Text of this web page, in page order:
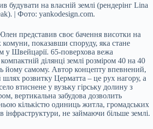
будувати на власній землі (рендерінг Lina
| Фото: yankodesign.com.
представив своє бачення висотки на
комуни, показавши споруду, яка стане
Швейцарії. 65-поверхова вежа
ділянці землі розміром 40 на 40
йому самому. Автор концепту впевнений,
розвитку Церматта – це рух нагору, а
втиснене у вузьку гірську долину з
вертикальна забудова дозволить
кількістю одиниць житла, громадських
інфраструктури, не займаючи більше землі.